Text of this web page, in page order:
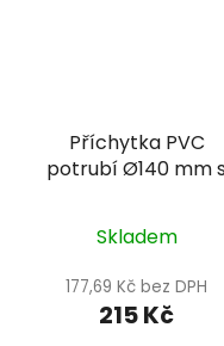
Příchytka PVC
potrubí Ø140 mm s
Skladem
177,69 Kč bez DPH
215 Kč